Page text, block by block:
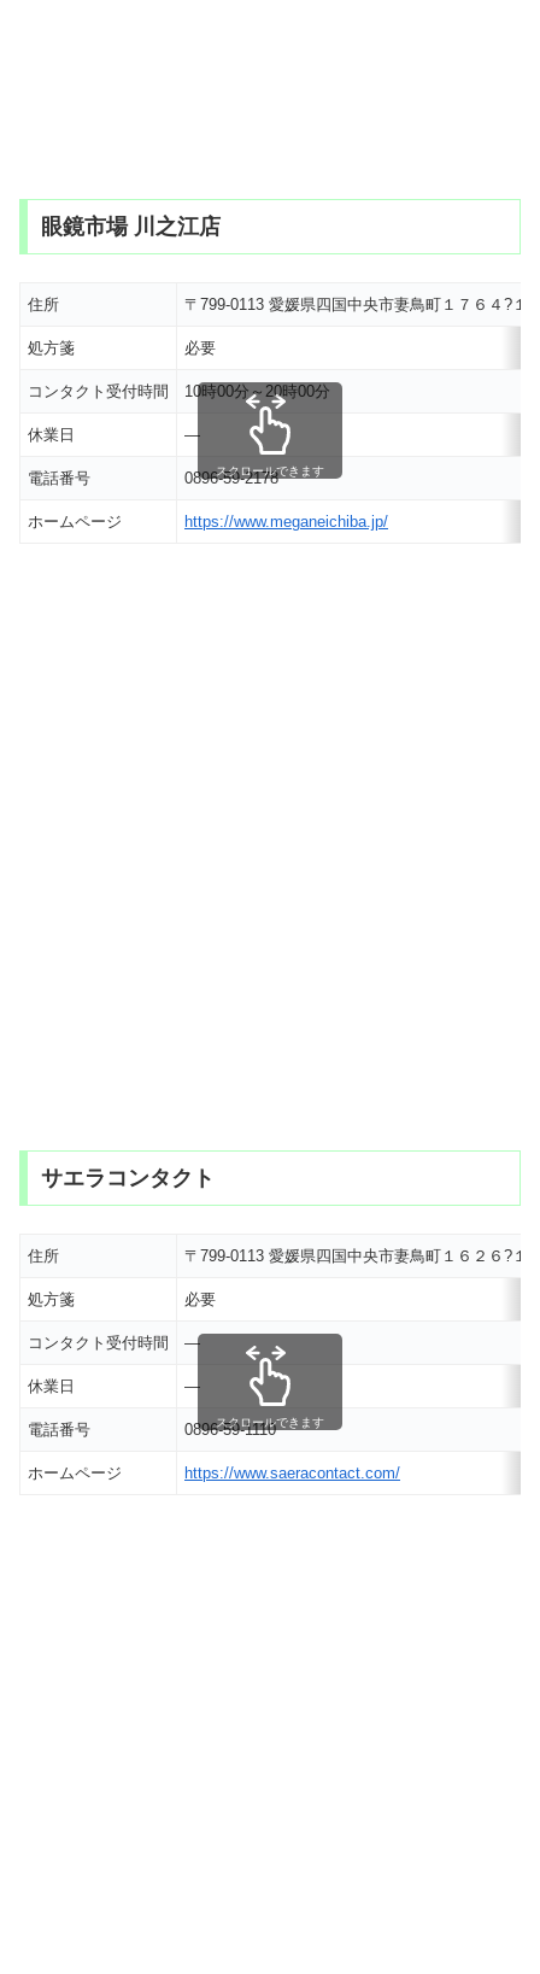
眼鏡市場 川之江店
住所 〒799-0113 愛媛県四国中央市妻鳥町１７６４?１
処方箋 必要
コンタクト受付時間 10時00分～20時00分
休業日 ―
電話番号 0896-59-2178
ホームページ https://www.meganeichiba.jp/
スクロールできます
サエラコンタクト
住所 〒799-0113 愛媛県四国中央市妻鳥町１６２６?１
処方箋 必要
コンタクト受付時間 ―
休業日 ―
電話番号 0896-59-1110
ホームページ https://www.saeracontact.com/
スクロールできます